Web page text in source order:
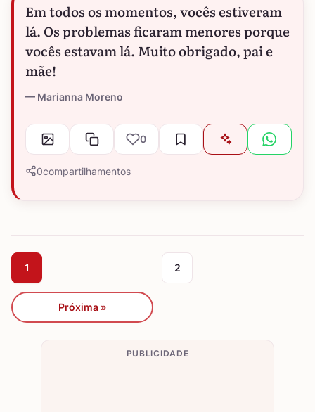
Em todos os momentos, vocês estiveram
lá. Os problemas ficaram menores porque
vocês estavam lá. Muito obrigado, pai e
mãe!
Marianna Moreno
0
0compartilhamentos
1 2
Próxima »
PUBLICIDADE